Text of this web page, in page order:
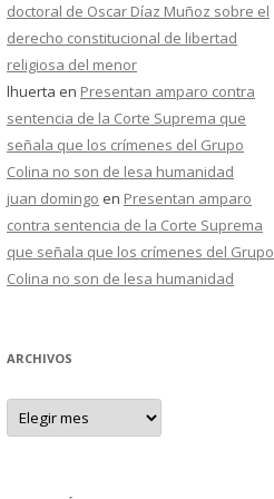
doctoral de Oscar Díaz Muñoz sobre el
derecho constitucional de libertad
religiosa del menor
lhuerta en Presentan amparo contra
sentencia de la Corte Suprema que
señala que los crímenes del Grupo
Colina no son de lesa humanidad
juan domingo en Presentan amparo
contra sentencia de la Corte Suprema
que señala que los crímenes del Grupo
Colina no son de lesa humanidad
ARCHIVOS
A
c